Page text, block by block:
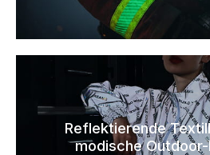
Reflektierende
modische